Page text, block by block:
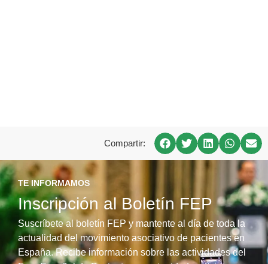
Compartir:
TE INFORMAMOS
Inscripción al Boletín FEP
Suscríbete al boletín FEP y mantente al día de toda la
actualidad del movimiento asociativo de pacientes en
España. Recibe información sobre las actividades del